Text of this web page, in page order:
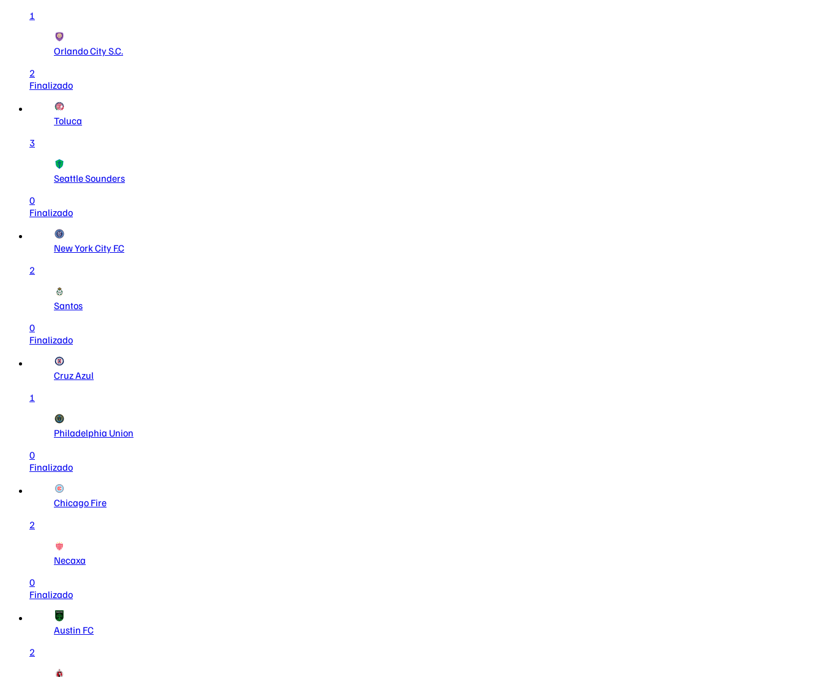
1
Orlando City S.C.
2
Finalizado
Toluca
3
Seattle Sounders
0
Finalizado
New York City F.C
2
Santos
0
Finalizado
Cruz Azul
1
Philadelphia Union
0
Finalizado
Chicago Fire
2
Necaxa
0
Finalizado
Austin FC
2